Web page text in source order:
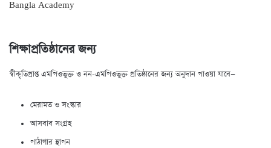
শিক্ষাপ্রতিষ্ঠানের জন্য
স্বীকৃতিপ্রাপ্ত এমপিওভুক্ত ও নন-এমপিওভুক্ত প্রতিষ্ঠানের জন্য অনুদান পাওয়া যাবে—
মেরামত ও সংস্কার
আসবাব সংগ্রহ
পাঠাগার স্থাপন